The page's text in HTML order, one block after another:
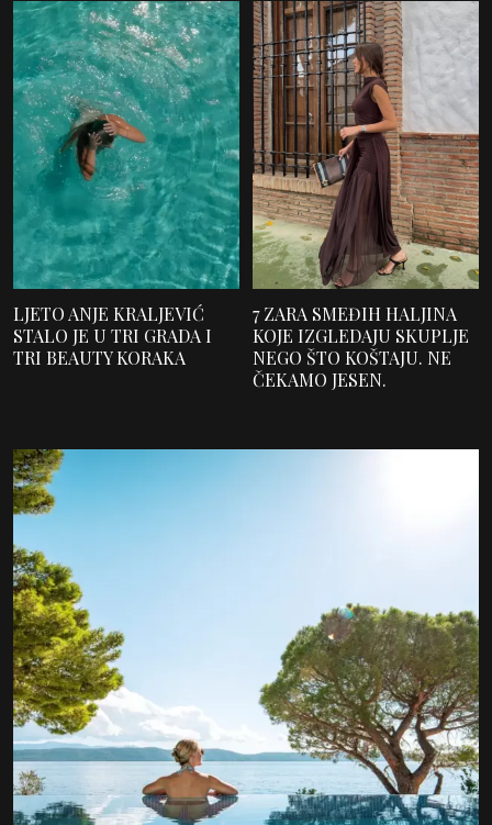
LJETO ANJE KRALJEVIĆ
STALO JE U TRI GRADA I
TRI BEAUTY KORAKA
7 ZARA SMEĐIH HALJINA
KOJE IZGLEDAJU SKUPLJE
NEGO ŠTO KOŠTAJU. NE
ČEKAMO JESEN.